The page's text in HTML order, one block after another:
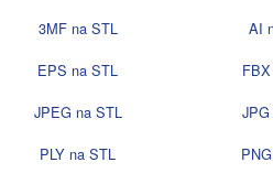
3MF na STL AI
EPS na STL
JPEG na STL
PLY na STL